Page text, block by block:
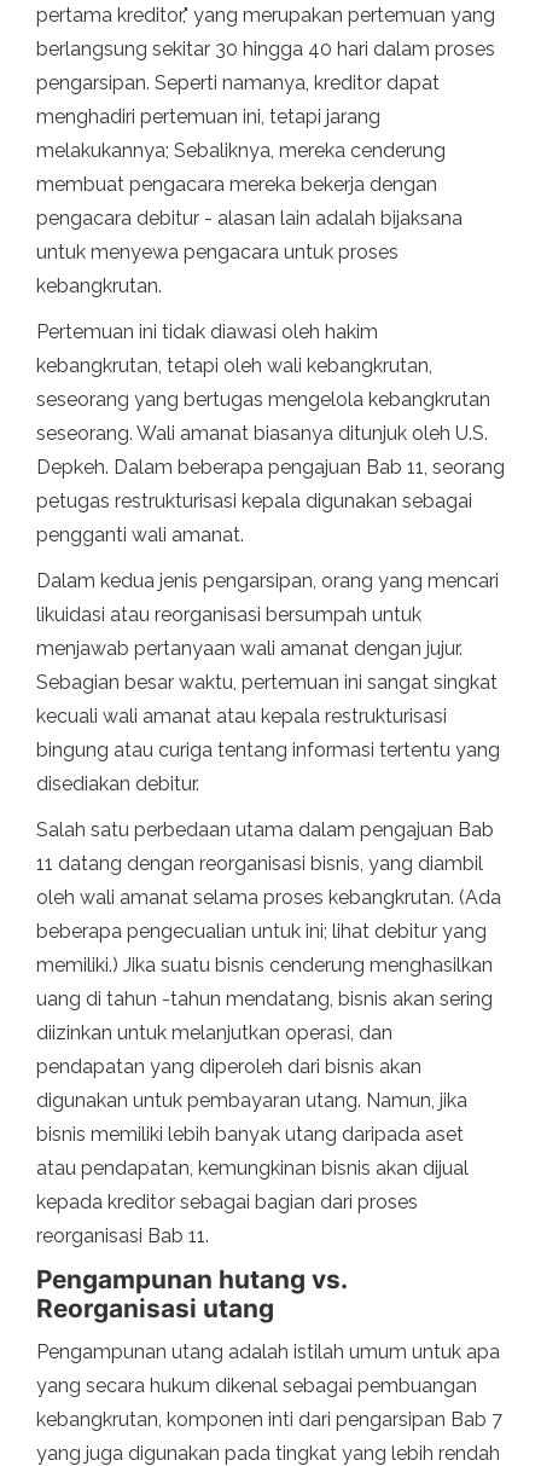
pertama kreditor," yang merupakan pertemuan yang
berlangsung sekitar 30 hingga 40 hari dalam proses
pengarsipan. Seperti namanya, kreditor dapat
menghadiri pertemuan ini, tetapi jarang
melakukannya; Sebaliknya, mereka cenderung
membuat pengacara mereka bekerja dengan
pengacara debitur - alasan lain adalah bijaksana
untuk menyewa pengacara untuk proses
kebangkrutan.
Pertemuan ini tidak diawasi oleh hakim
kebangkrutan, tetapi oleh wali kebangkrutan,
seseorang yang bertugas mengelola kebangkrutan
seseorang. Wali amanat biasanya ditunjuk oleh U.S.
Depkeh. Dalam beberapa pengajuan Bab 11, seorang
petugas restrukturisasi kepala digunakan sebagai
pengganti wali amanat.
Dalam kedua jenis pengarsipan, orang yang mencari
likuidasi atau reorganisasi bersumpah untuk
menjawab pertanyaan wali amanat dengan jujur.
Sebagian besar waktu, pertemuan ini sangat singkat
kecuali wali amanat atau kepala restrukturisasi
bingung atau curiga tentang informasi tertentu yang
disediakan debitur.
Salah satu perbedaan utama dalam pengajuan Bab
11 datang dengan reorganisasi bisnis, yang diambil
oleh wali amanat selama proses kebangkrutan. (Ada
beberapa pengecualian untuk ini; lihat debitur yang
memiliki.) Jika suatu bisnis cenderung menghasilkan
uang di tahun -tahun mendatang, bisnis akan sering
diizinkan untuk melanjutkan operasi, dan
pendapatan yang diperoleh dari bisnis akan
digunakan untuk pembayaran utang. Namun, jika
bisnis memiliki lebih banyak utang daripada aset
atau pendapatan, kemungkinan bisnis akan dijual
kepada kreditor sebagai bagian dari proses
reorganisasi Bab 11.
Pengampunan hutang vs.
Reorganisasi utang
Pengampunan utang adalah istilah umum untuk apa
yang secara hukum dikenal sebagai pembuangan
kebangkrutan, komponen inti dari pengarsipan Bab 7
yang juga digunakan pada tingkat yang lebih rendah